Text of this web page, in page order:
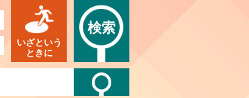
いざという
ときに
検索